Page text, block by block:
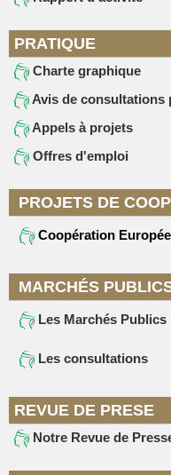
PRATIQUE
Charte graphique
Avis de consultations
Appels à projets
Offres d'emploi
PROJETS DE
Coopération
MARCHÉS
Les Marchés Publics
Les consultations
REVUE DE PRESE
Notre Revue de